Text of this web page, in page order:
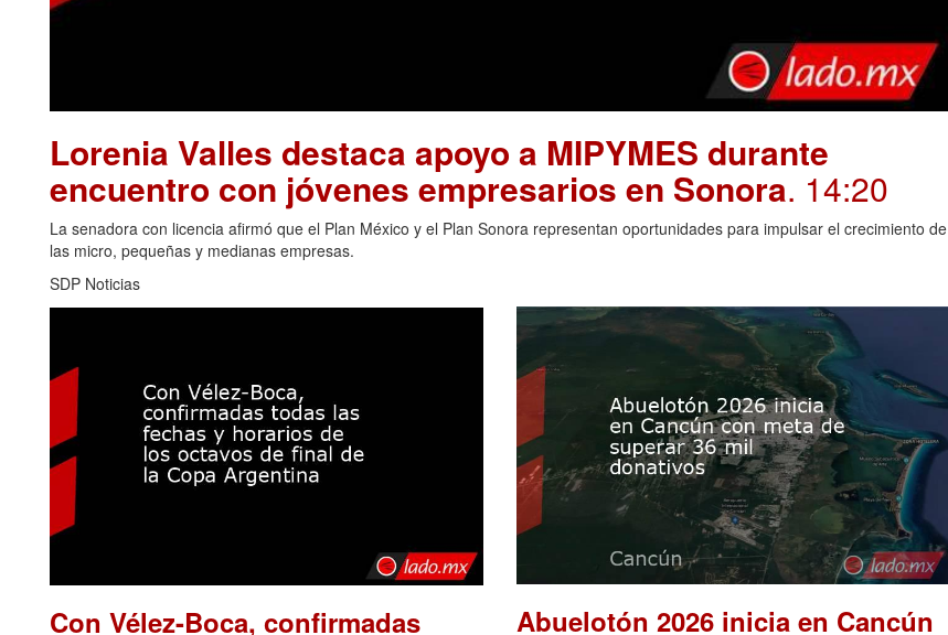
Lorenia Valles destaca apoyo a MIPYMES durante
encuentro con jóvenes empresarios en Sonora. 14:20
La senadora con licencia afirmó que el Plan México y el Plan Sonora representan oportunidades para impulsar el crecimiento de
las micro, pequeñas y medianas empresas.
SDP Noticias
Con Vélez-Boca, confirmadas Abuelotón 2026 inicia en Cancún